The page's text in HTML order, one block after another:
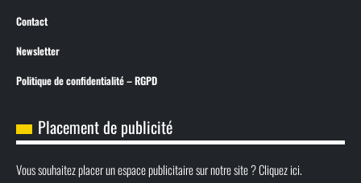
Contact
Newsletter
Politique de confidentialité – RGPD
Placement de publicité
Vous souhaitez placer un espace publicitaire sur notre site ? Cliquez ici.